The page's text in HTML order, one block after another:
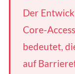
Der
Core-
bedeutet,
auf